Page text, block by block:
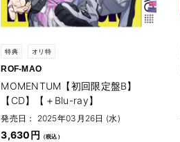
特典 オリ特
ROF-MAO
MOMENTUM【初回限定盤B】
【CD】【＋Blu-ray】
発売日： 2025年03月26日 (水)
3,630円